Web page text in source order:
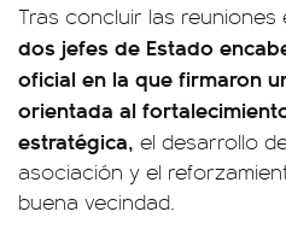
Tras concluir las reuniones
dos jefes de Estado
oficial en la que firmaron
orientada al
estratégica, el desarrollo
asociación y el
buena vecindad.